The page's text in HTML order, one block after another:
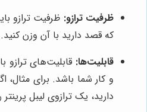
ظرفیت ترازو: ظرفیت ترازو
که قصد دارید با آن وزن کنید.
قابلیت‌ها: قابلیت‌های ترازو
و کار شما باشد. برای
دارید، یک ترازوی لیبل